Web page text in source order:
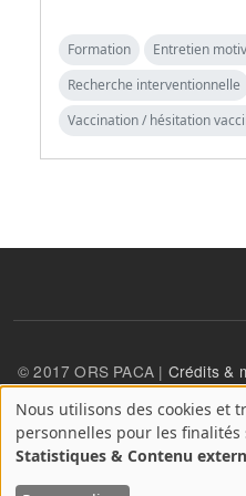
Formation
Entretien
Recherche interventionnelle
Vaccination / hésitation
© 2017 ORS PACA | Crédits &
confidentialité
User account menu
Se connecter
A
propos
Nous utilisons des cookies et
personnelles pour les finalités
Statistiques & Contenu